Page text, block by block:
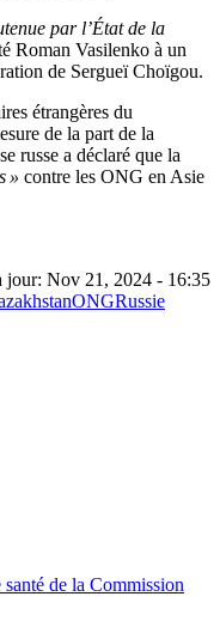
par l’État de la
Roman Vasilenko à un
de Sergueï Choïgou.
étrangères du
de la part de la
russe a déclaré que la
» contre les ONG en Asie
jour: Nov 21, 2024 - 16:35
ONGRussie
de la Commission